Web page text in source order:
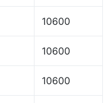
10600
10600
10600